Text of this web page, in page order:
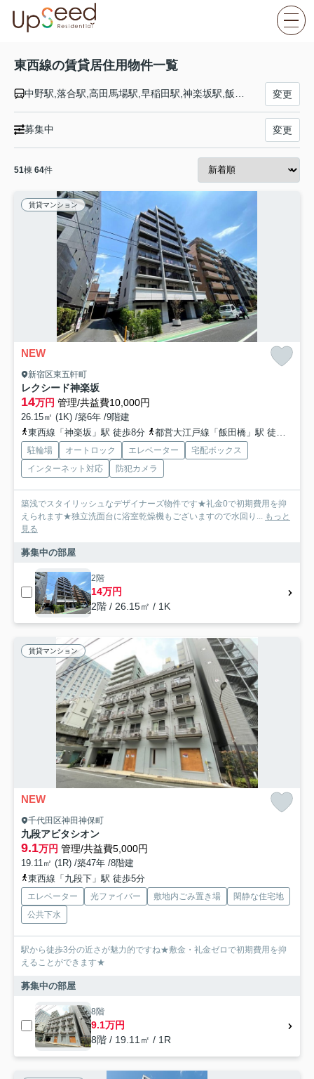
東西線の賃貸居住用物件一覧
中野駅,落合駅,高田馬場駅,早稲田駅,神楽坂駅,飯田橋駅,九段下駅,竹橋駅,大手町駅,日本橋駅,茅場町駅,門前仲町駅,木場駅,東陽町駅,南砂町駅,西葛西駅,葛西駅,浦安駅,南行徳駅,行徳駅,妙典駅,原木中山駅,西船橋駅 変更
募集中 変更
51棟 64件
賃貸マンション
NEW
新宿区東五軒町
レクシード神楽坂
14万円 管理/共益費10,000円
26.15㎡ (1K) /築6年 /9階建
東西線「神楽坂」駅 徒歩8分
都営大江戸線「飯田橋」駅 徒歩8分
駐輪場 オートロック エレベーター
宅配ボックス
インターネット対応
防犯カメラ
築浅でスタイリッシュなデザイナーズ物件です★礼金0で初期費用を抑
えられます★独立洗面台に浴室乾燥機もございますので水回り...
もっと
見る
募集中の部屋
2階
14万円
2階 / 26.15㎡ / 1K
賃貸マンション
NEW
千代田区神田神保町
九段アビタシオン
9.1万円 管理/共益費5,000円
19.11㎡ (1R) /築47年 /8階建
東西線「九段下」駅 徒歩5分
エレベーター 光ファイバー 敷地内ごみ置き場
閑静な住宅地
公共下水
駅から徒歩3分の近さが魅力的ですね★敷金・礼金ゼロで初期費用を抑
えることができます★
募集中の部屋
8階
9.1万円
8階 / 19.11㎡ / 1R